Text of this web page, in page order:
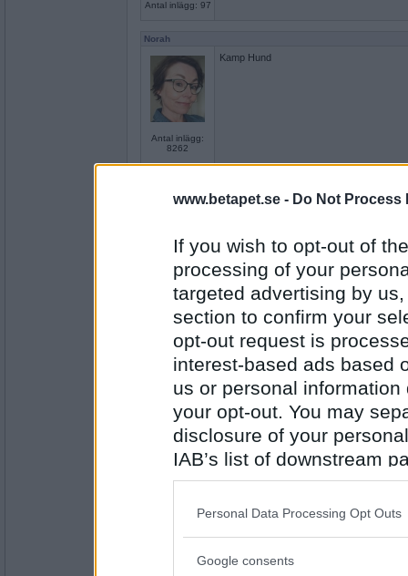
www.betapet.se - Do Not Process
If you wish to opt-out of
processing of your
targeted advertising by
section to confirm your
opt-out request is
interest-based ads based
us or personal
your opt-out. You may
disclosure of your
IAB’s list of downstream
also be disclosed by us
Downstream Participants
Please note that this
Personal Data Processing Opt Outs
Google consents
Antal inlägg: 97
Norah
Antal inlägg:
8262
Kamp Hund
Antal inlägg:
Kamp Sport
- Ej medlem längre
Antal inlägg:
1315
Sport Tidning
barbigirl